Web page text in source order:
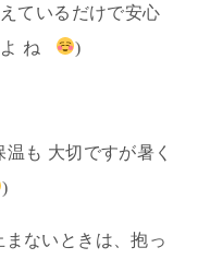
ているだけで安心
よ ね
)
も 大切ですが暑く
)
ないときは、抱っ